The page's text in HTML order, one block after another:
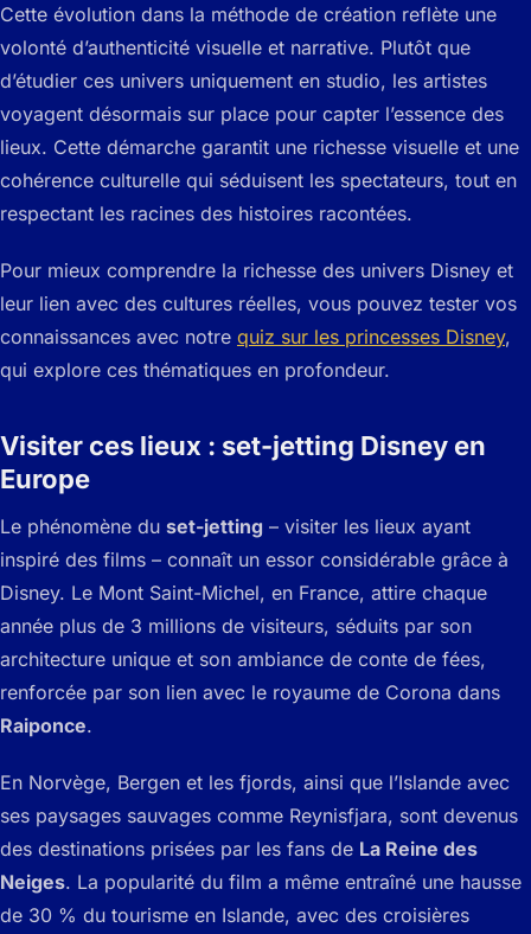
Cette évolution dans la méthode de création reflète une
volonté d’authenticité visuelle et narrative. Plutôt que
d’étudier ces univers uniquement en studio, les artistes
voyagent désormais sur place pour capter l’essence des
lieux. Cette démarche garantit une richesse visuelle et une
cohérence culturelle qui séduisent les spectateurs, tout en
respectant les racines des histoires racontées.
Pour mieux comprendre la richesse des univers Disney et
leur lien avec des cultures réelles, vous pouvez tester vos
connaissances avec notre quiz sur les princesses Disney,
qui explore ces thématiques en profondeur.
Visiter ces lieux : set-jetting Disney en
Europe
Le phénomène du set-jetting – visiter les lieux ayant
inspiré des films – connaît un essor considérable grâce à
Disney. Le Mont Saint-Michel, en France, attire chaque
année plus de 3 millions de visiteurs, séduits par son
architecture unique et son ambiance de conte de fées,
renforcée par son lien avec le royaume de Corona dans
Raiponce.
En Norvège, Bergen et les fjords, ainsi que l’Islande avec
ses paysages sauvages comme Reynisfjara, sont devenus
des destinations prisées par les fans de La Reine des
Neiges. La popularité du film a même entraîné une hausse
de 30 % du tourisme en Islande, avec des croisières